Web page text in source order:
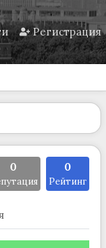
Регистрация
0 0
Рейтинг